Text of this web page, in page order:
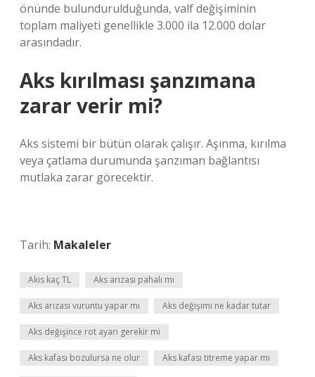
önünde bulundurulduğunda, valf değişiminin
toplam maliyeti genellikle 3.000 ila 12.000 dolar
arasındadır.
Aks kırılması şanzımana
zarar verir mi?
Aks sistemi bir bütün olarak çalışır. Aşınma, kırılma
veya çatlama durumunda şanzıman bağlantısı
mutlaka zarar görecektir.
Tarih: Makaleler
Akis kaç TL Aks arızası pahalı mı
Aks arızası vuruntu yapar mı Aks değişimi ne kadar tutar
Aks değişince rot ayarı gerekir mi
Aks kafası bozulursa ne olur Aks kafası titreme yapar mı